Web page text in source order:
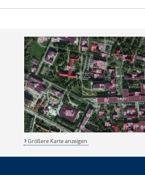
Größere Karte anzeigen